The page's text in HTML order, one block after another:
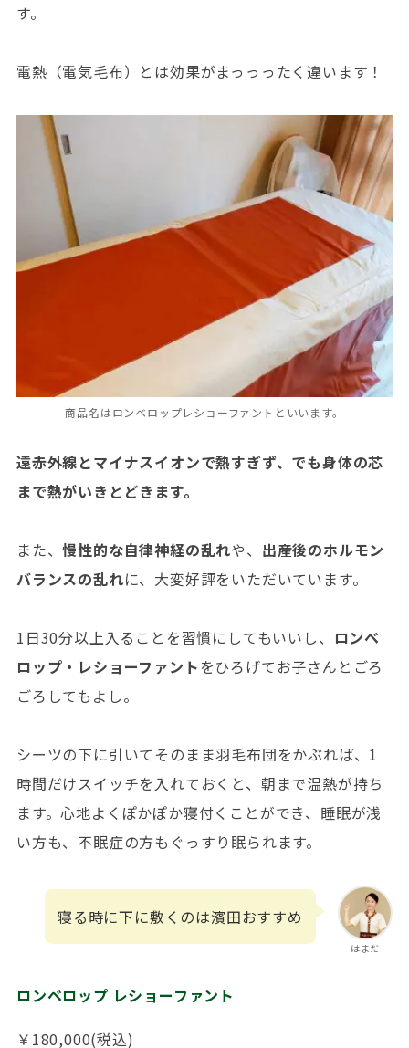
す。
電熱（電気毛布）とは効果がまっっったく違います！
商品名はロンベロップレショーファントといいます。
遠赤外線とマイナスイオンで熱すぎず、でも身体の芯
まで熱がいきとどきます。
また、慢性的な自律神経の乱れや、 出産後のホルモン
バランスの乱れに、大変好評をいただいています。
1日30分以上入ることを習慣にしてもいいし、 ロンベ
ロップ・レショーファント をひろげてお子さんとごろ
ごろしてもよし。
シーツの下に引いてそのまま羽毛布団をかぶれば、1
時間だけスイッチを入れておくと、朝まで温熱が持ち
ます。心地よくぽかぽか寝付くことができ、睡眠が浅
い方も、不眠症の方もぐっすり眠られます。
はまだ
寝る時に下に敷くのは濱田おすすめ
ロンベロップ レショーファント
￥180,000(税込)